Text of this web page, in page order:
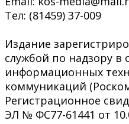
Тел: (81459) 37-009
Издание
службой по надзору в
информационных
коммуникаций
Регистрационное
ЭЛ № ФС77-61441 от